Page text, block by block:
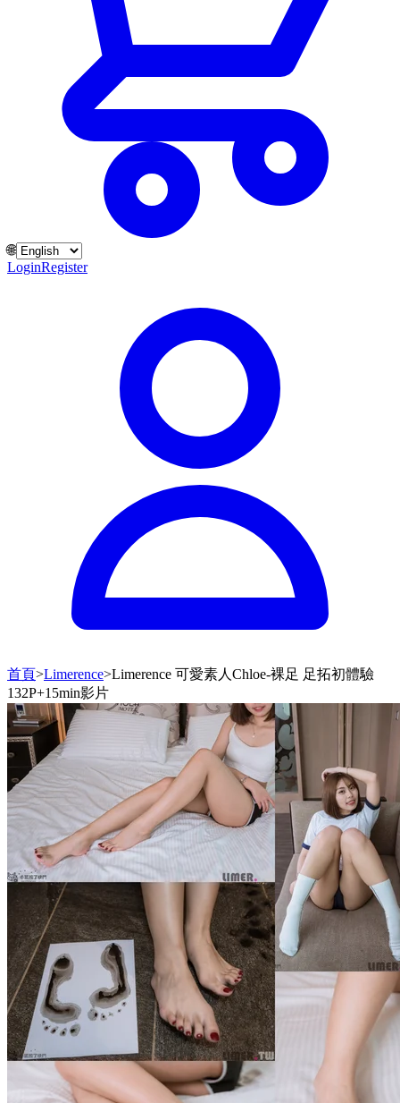
🌐
LoginRegister
首頁>Limerence>Limerence 可愛素人Chloe-裸足 足拓初體驗
132P+15min影片